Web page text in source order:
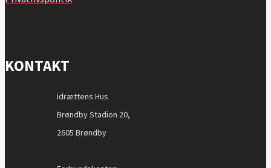
KONTAKT
Idrættens Hus
Brøndby Stadion 20,
2605 Brøndby